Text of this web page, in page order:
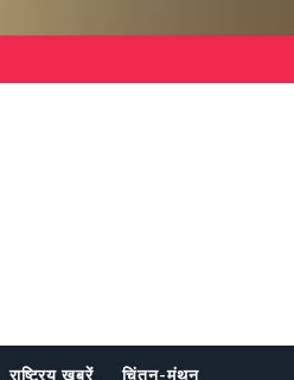
राष्ट्रिय खबरें चिंतन-मंथन